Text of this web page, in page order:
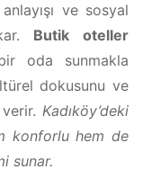
ve sosyal
Butik oteller
oda sunmakla
dokusunu ve
Kadıköy’deki
konforlu hem de
sunar.